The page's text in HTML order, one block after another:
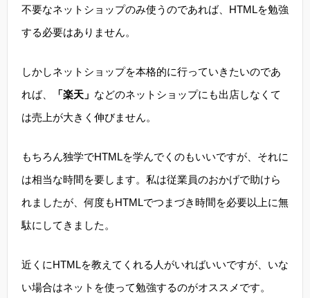
不要なネットショップのみ使うのであれば、HTMLを勉強
する必要はありません。
しかしネットショップを本格的に行っていきたいのであ
れば、
「楽天」 などのネットショップにも出店しなくて
は売上が大きく伸びません。
もちろん独学でHTMLを学んでくのもいいですが、それに
は相当な時間を要します。私は従業員のおかげで助けら
れましたが、何度もHTMLでつまづき時間を必要以上に無
駄にしてきました。
近くにHTMLを教えてくれる人がいればいいですが、いな
い場合はネットを使って勉強するのがオススメです。